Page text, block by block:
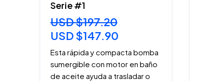
Serie #1
USD $197.20
USD $147.90
Esta rápida y compacta bomba
sumergible con motor en baño
de aceite ayuda a trasladar o